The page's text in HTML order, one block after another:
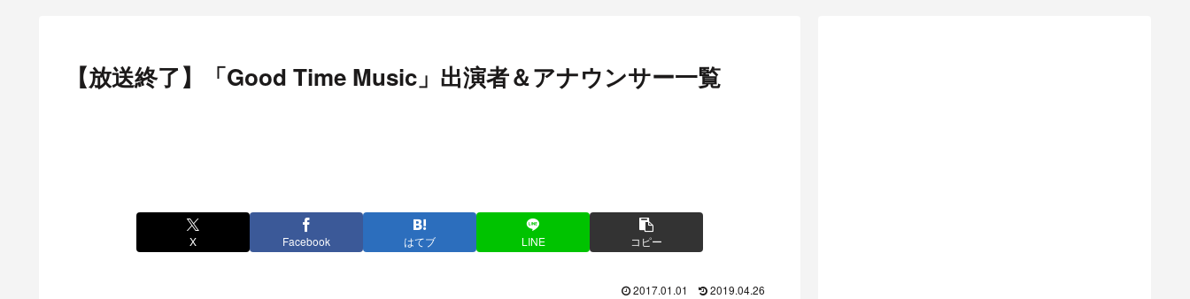
【放送終了】「Good Time Music」出演者＆アナウンサー一覧
X Facebook はてブ LINE コピー
2017.01.01 2019.04.26